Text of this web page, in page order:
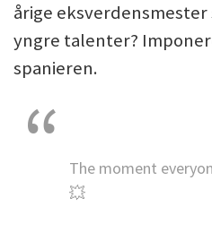
årige
yngre talenter?
spanieren.
The moment
💥